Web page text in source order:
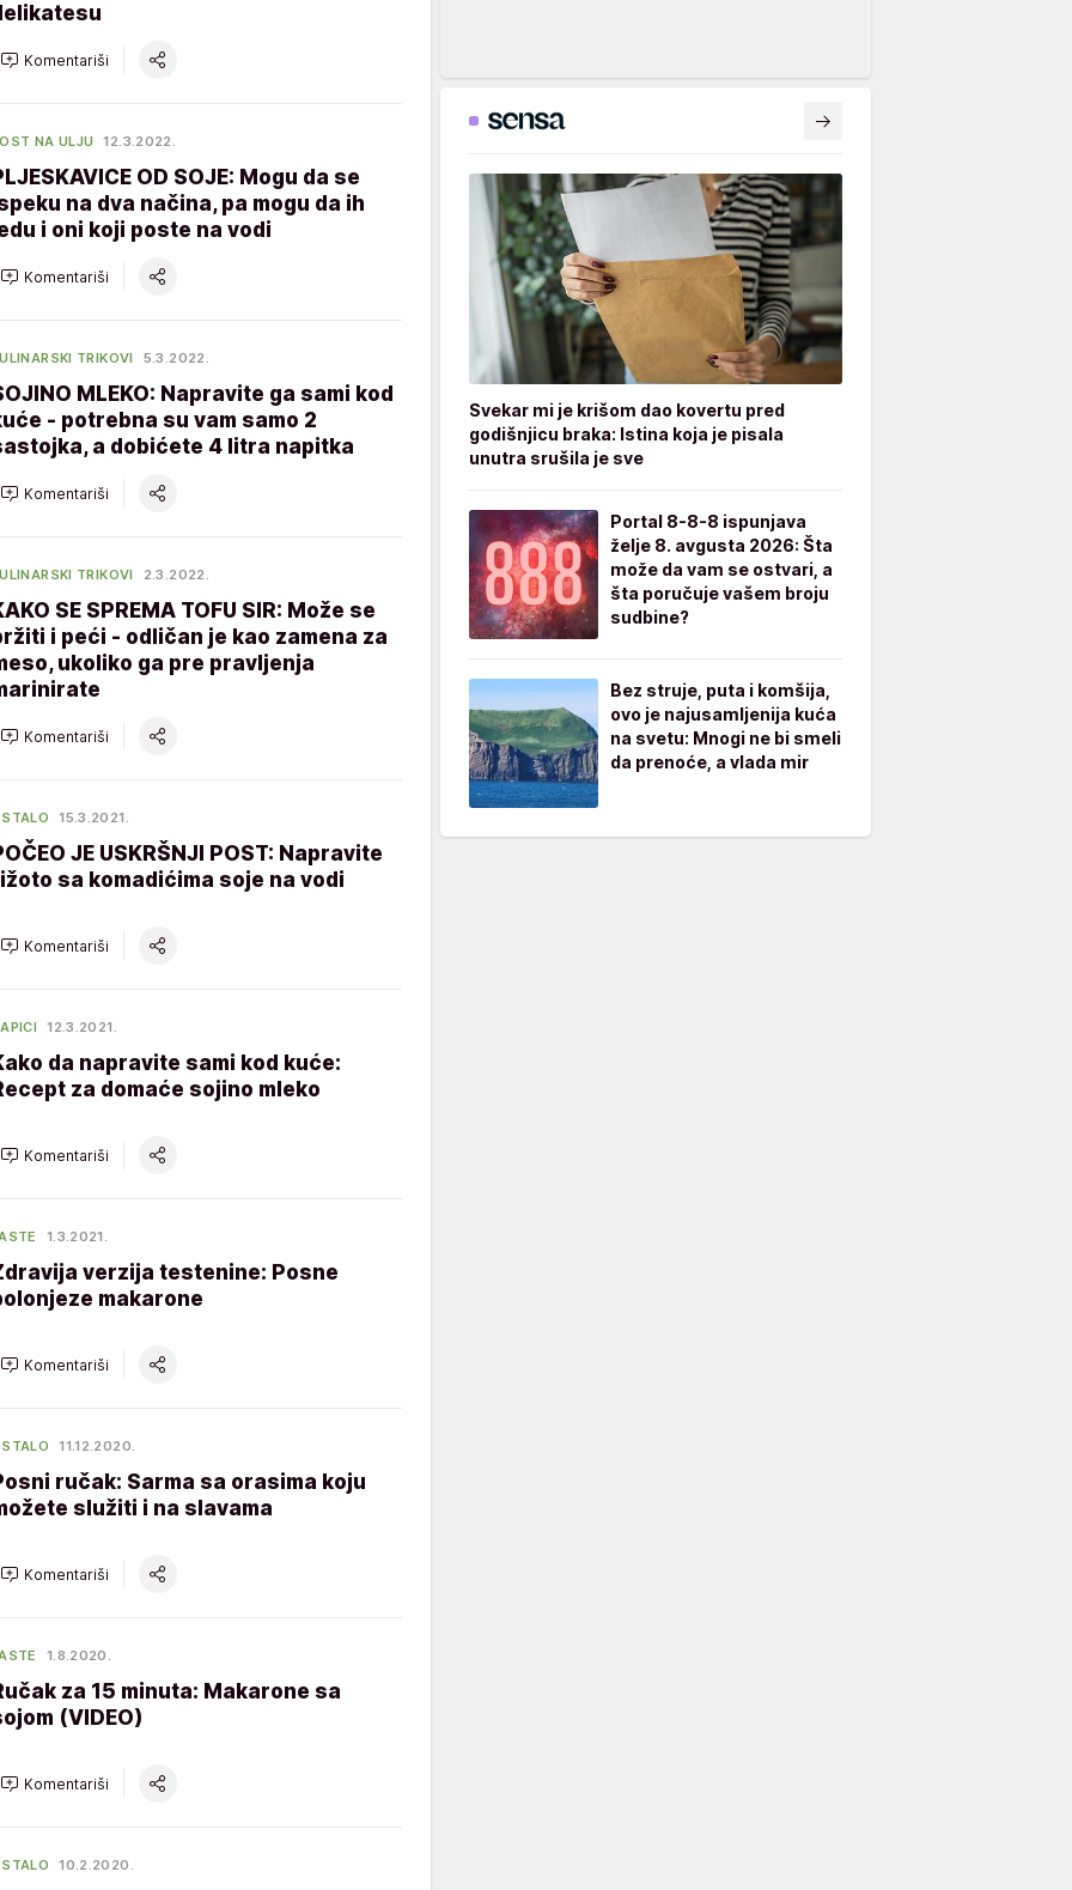
Komentariši
NA ULJU 12.3.2022.
OD SOJE: Mogu da se
na dva načina, pa mogu da ih
i oni koji poste na vodi
Komentariši
TRIKOVI 5.3.2022.
MLEKO: Napravite ga sami kod
- potrebna su vam samo 2
a dobićete 4 litra napitka
Komentariši
TRIKOVI 2.3.2022.
SE SPREMA TOFU SIR: Može se
i peći - odličan je kao zamena za
ukoliko ga pre pravljenja
Komentariši
15.3.2021.
JE USKRŠNJI POST: Napravite
sa komadićima soje na vodi
Komentariši
12.3.2021.
da napravite sami kod kuće:
za domaće sojino mleko
Komentariši
1.3.2021.
verzija testenine: Posne
makarone
Komentariši
11.12.2020.
ručak: Sarma sa orasima koju
služiti i na slavama
Komentariši
1.8.2020.
za 15 minuta: Makarone sa
(VIDEO)
Komentariši
10.2.2020.
Svekar mi je krišom dao kovertu pred
godišnjicu braka: Istina koja je pisala
unutra srušila je sve
Portal 8-8-8 ispunjava
želje 8. avgusta 2026: Šta
može da vam se ostvari, a
šta poručuje vašem broju
sudbine?
Bez struje, puta i komšija,
ovo je najusamljenija kuća
na svetu: Mnogi ne bi smeli
da prenoće, a vlada mir